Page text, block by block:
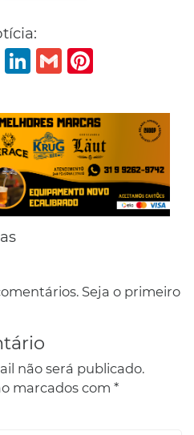
Messenger
LinkedIn
Gmail
Seja o primeiro
não será publicado.
marcados com *